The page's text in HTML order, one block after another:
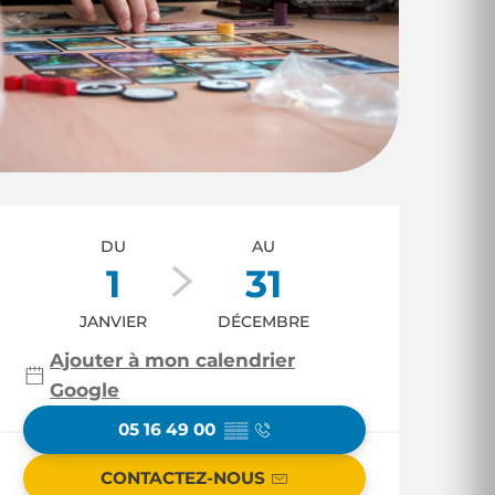
et
DU
1
JANVIER
AU
31
DÉCEMBRE
Ajouter à mon calendrier
Google
05 16 49 00 ▒▒
CONTACTEZ-NOUS